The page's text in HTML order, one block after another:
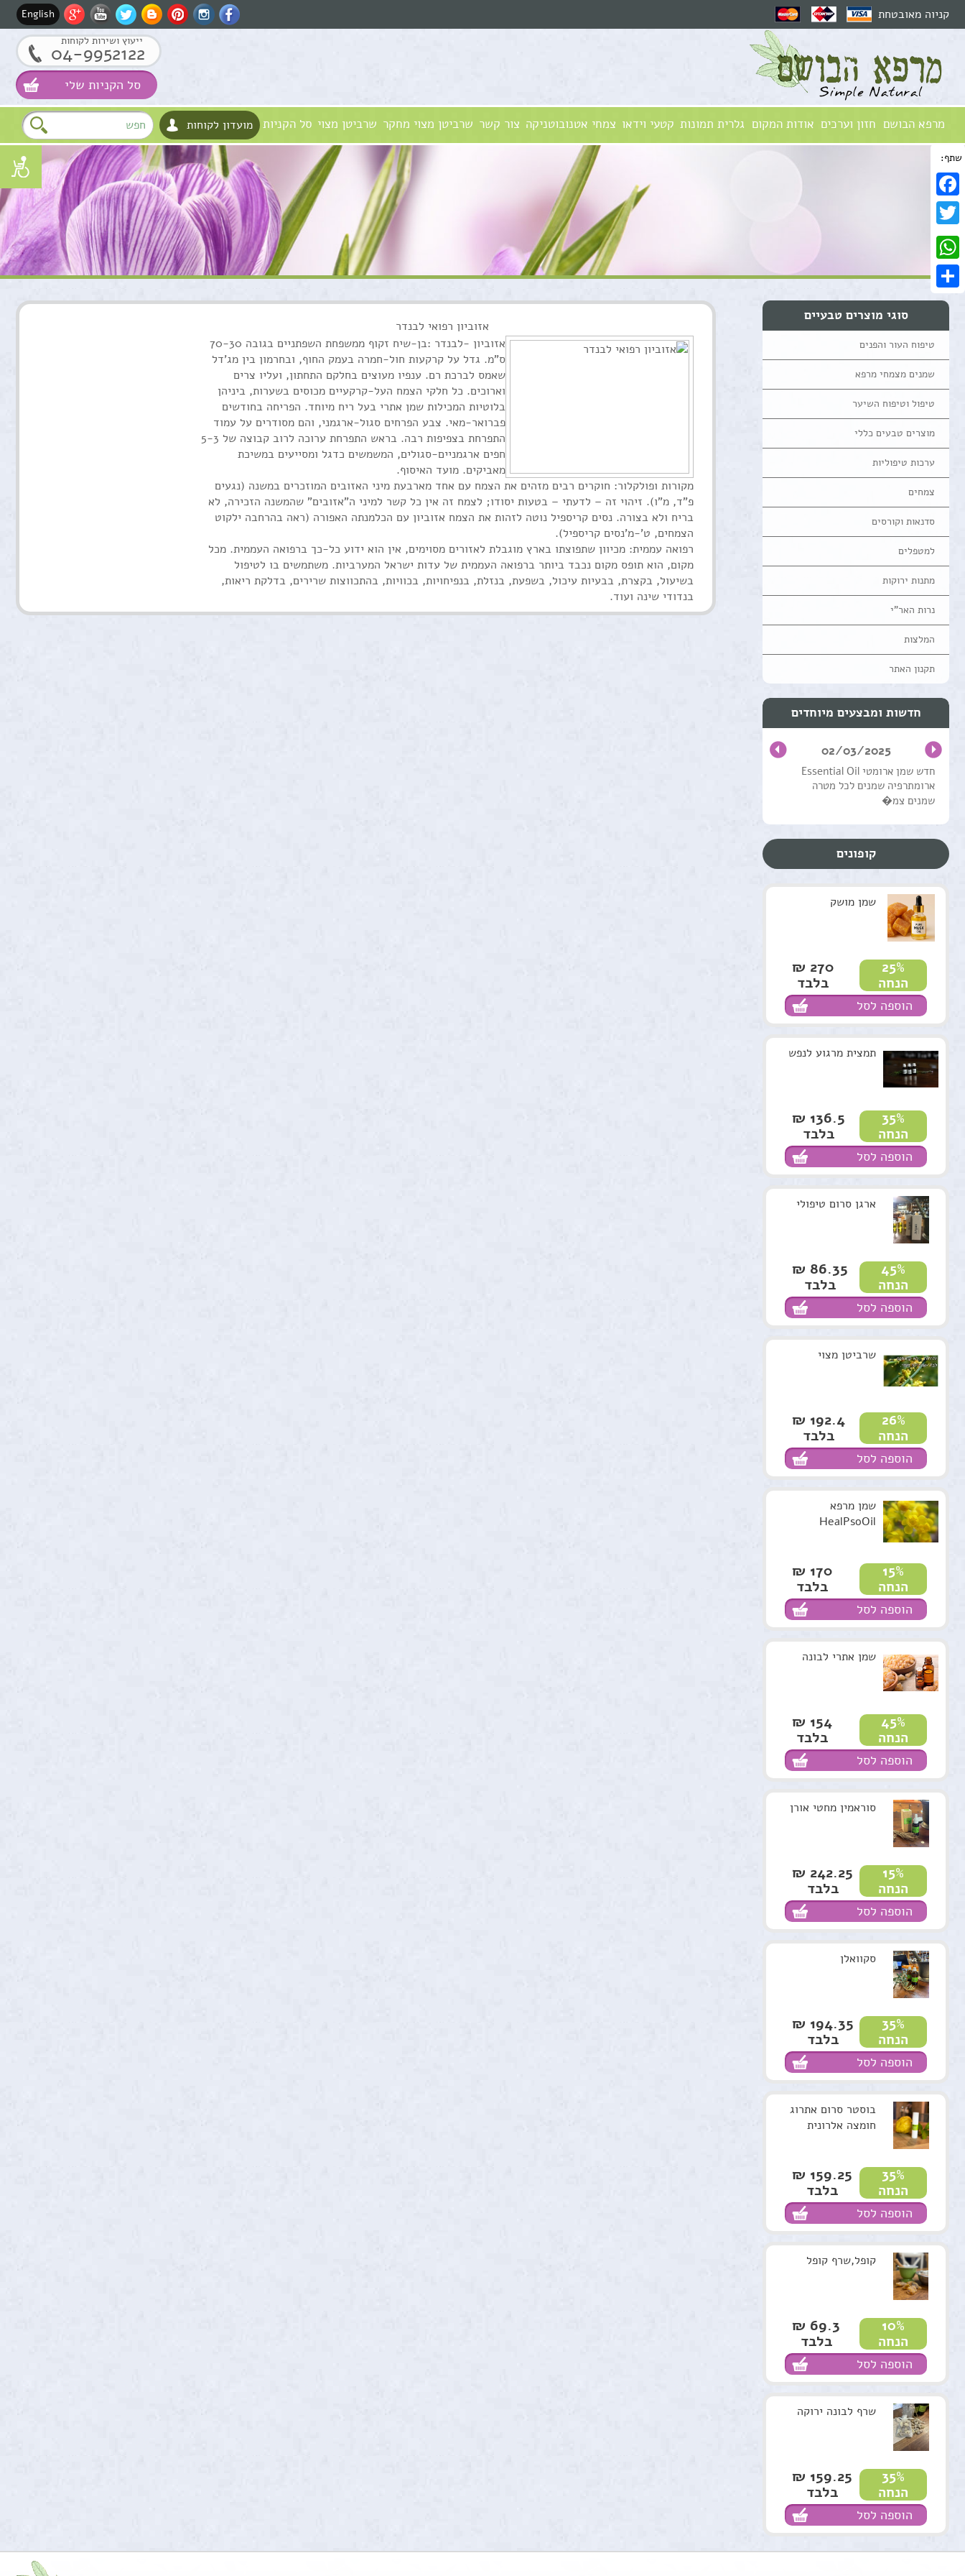
שתף:
Facebook
Twitter
WhatsApp
Share
English קניוה מאובטחת
ייעוץ ושירות לקוחות
04-9952122
סל הקניות שלי
מרפא הבושם חזון וערכים אודות המקום גלרית תמונות קטעי וידאו צמחי אטנובוטניקה צור קשר שרביטן מצוי מחקר שרביטן מצוי סל הקניות מועדון לקוחות
דוא"ל
טלפון
אזוביון רפואי לבנדר
אזוביון -לבנדר :בן-שיח זקוף ממשפחת השפתניים בגובה 70-30
ס"מ. גדל על קרקעות חול-חמרה בעמק החוף, ובחרמון בין מג'דל
שאמס לברכת רם. ענפיו מעוצים בחלקם התחתון, ועליו צרים
וארוכים. כל חלקי הצמח העל-קרקעיים מכוסים בשערות, ביניהן
בלוטיות המכילות שמן אתרי בעל ריח מיוחד. הפריחה בחודשים
פברואר-מאי. צבע הפרחים סגול-ארגמני, והם מסודרים על עמוד
התפרחת בצפיפות רבה. בראש התפרחת ערוכה לרוב קבוצה של 5-3
חפים ארגמניים-סגולים, המשמשים כדגל ומסייעים במשיכת
מאביקים. מועד האיסוף.
מקורות ופולקלור: חוקרים רבים מזהים את הצמח עם אחד מארבעת מיני האזובים המוזכרים במשנה (נגעים
פ"ד, מ"ו). זיהוי זה – לדעתי – בטעות יסודו; לצמח זה אין כל קשר למיני ה"אזובים" שהמשנה הזכירה, לא
בריח ולא בצורה. נסים קריספיל נוטה לזהות את הצמח אזוביון עם הכלמנתה האפורה (ראה בהרחבה ילקוט
הצמחים, ט'-מ'נסים קריספיל).
רפואה עממית: מכיוון שתפוצתו בארץ מוגבלת לאזורים מסוימים, אין הוא ידוע כל-כך ברפואה העממית. מכל
מקום, הוא תופס מקום נכבד ביותר ברפואה העממית של עדות ישראל המערביות. משתמשים בו לטיפול
בשיעול, בקצרת, בבעיות עיכול, בשפעת, בנזלת, בנפיחויות, בכוויות, בהתכווצות שרירים, בדלקת ריאות,
בנדודי שינה ועוד.
סוגי מוצרים טבעיים
טיפוח העור והפנים
שמנים מצמחי מרפא
טיפול וטיפוח השיער
מוצרים טבעים כללי
ערכות טיפוליות
צמחים
סדנאות וקורסים
למטפלים
מתנות ירוקות
נרות האר"י
המלצות
תקנון האתר
חדשות ומבצעים מיוחדים
02/03/2025
חדש שמן ארומטי Essential Oil
ארומתרפיה שמנים לכל מטרה
שמנים צמ�
קופונים
שמן מושק
25%
הנחה
270 ₪
בלבד
הוספה לסל
תמצית מרגוע לנפש
35%
הנחה
136.5 ₪
בלבד
הוספה לסל
ארגן סרום טיפולי
45%
הנחה
86.35 ₪
בלבד
הוספה לסל
שרביטן מצוי
26%
הנחה
192.4 ₪
בלבד
הוספה לסל
שמן מרפא
HealPsoOil
15%
הנחה
170 ₪
בלבד
הוספה לסל
שמן אתרי לבונה
45%
הנחה
154 ₪
בלבד
הוספה לסל
סוראמין מחטי אורן
15%
הנחה
242.25 ₪
בלבד
הוספה לסל
סקוואלן
35%
הנחה
194.35 ₪
בלבד
הוספה לסל
בוסטר סרום אתרוג
חומצה אלרונית
35%
הנחה
159.25 ₪
בלבד
הוספה לסל
קופל,שרף קופל
10%
הנחה
69.3 ₪
בלבד
הוספה לסל
שרף לבונה ירוקה
35%
הנחה
159.25 ₪
בלבד
הוספה לסל